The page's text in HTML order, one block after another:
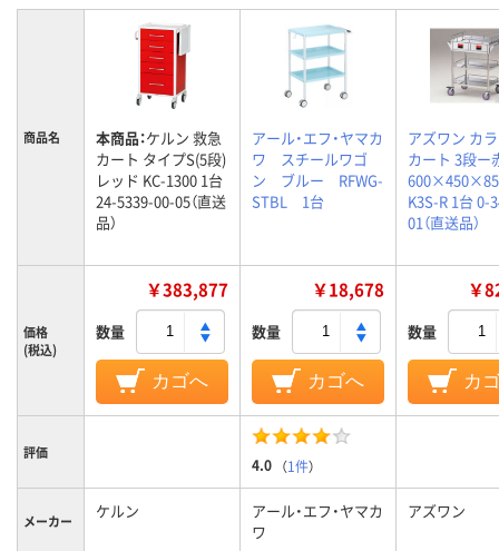
商品名 本商品：ケルン 救急
カート タイプS(5段)
レッド KC-1300 1台
24-5339-00-05（直送
品）
アール・エフ・ヤマカ
ワ スチールワゴ
ン ブルー RFWG-
STBL 1台
アズワン カ
カート 3段ー
K3S-R 1台 0-
01（直送品）
価格
(税込)
￥383,877
数量
カゴへ
￥18,678
数量
カゴへ
￥
数量
カ
評価
4.0 （1件）
メーカー ケルン
アール・エフ・ヤマカ
ワ
アズワン